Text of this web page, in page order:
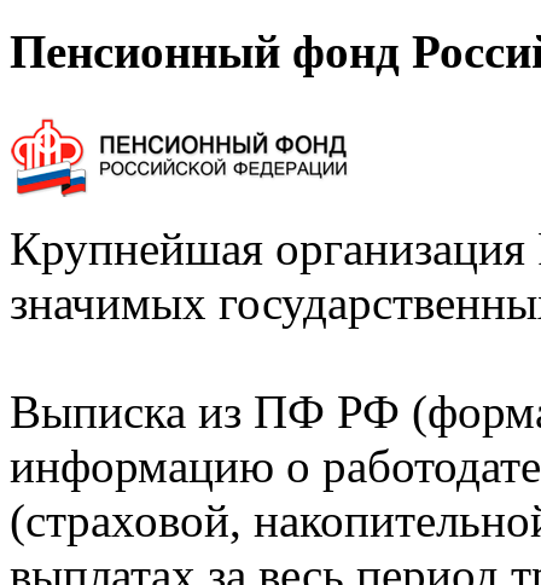
Пенсионный фонд
Крупнейшая
значимых
Выписка из ПФ РФ
информацию о
(страховой,
выплатах за весь период